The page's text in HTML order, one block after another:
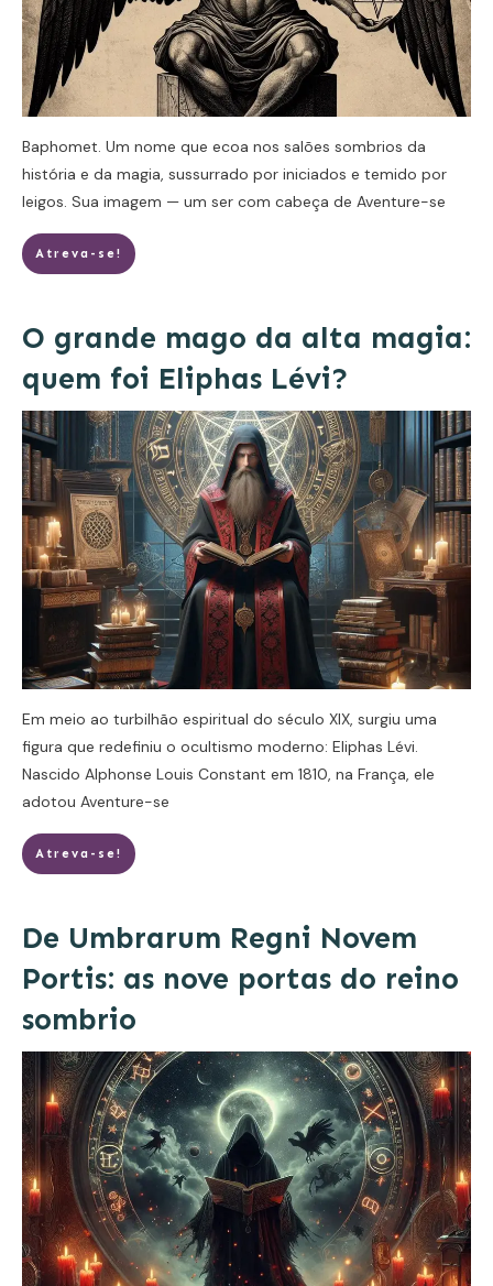
Baphomet. Um nome que ecoa nos salões sombrios da
história e da magia, sussurrado por iniciados e temido por
leigos. Sua imagem — um ser com cabeça de Aventure-se
Atreva-se!
O grande mago da alta magia:
quem foi Eliphas Lévi?
Em meio ao turbilhão espiritual do século XIX, surgiu uma
figura que redefiniu o ocultismo moderno: Eliphas Lévi.
Nascido Alphonse Louis Constant em 1810, na França, ele
adotou Aventure-se
Atreva-se!
De Umbrarum Regni Novem
Portis: as nove portas do reino
sombrio